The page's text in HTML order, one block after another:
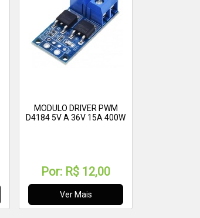
MODULO DRIVER PWM
D4184 5V A 36V 15A 400W
Por: R$ 12,00
Ver Mais